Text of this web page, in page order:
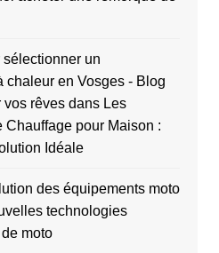
sélectionner un
chaleur en Vosges - Blog
vos rêvesdans Les
Chauffage pour Maison :
Idéale
des équipements moto
technologies
moto